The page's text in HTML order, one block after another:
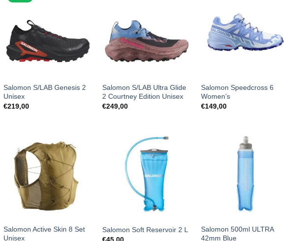
Salomon S/LAB Genesis 2
Unisex
€219,00
Salomon S/LAB Ultra Glide
2 Courtney Edition Unisex
€249,00
Salomon Speedcross 6
Women’s
€149,00
Salomon Active Skin 8 Set
Unisex
Salomon Soft Reservoir 2 L
Salomon 500ml ULTRA
42mm Blue